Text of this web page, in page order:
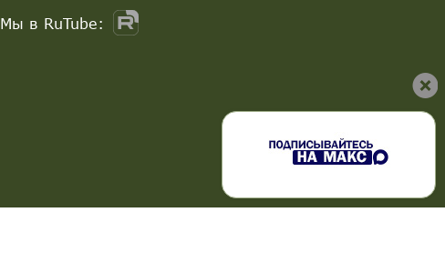
Мы в RuTube: